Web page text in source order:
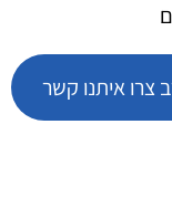
איתנו קשר